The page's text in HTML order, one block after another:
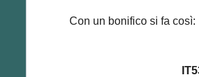
Con un bonifico si fa così: